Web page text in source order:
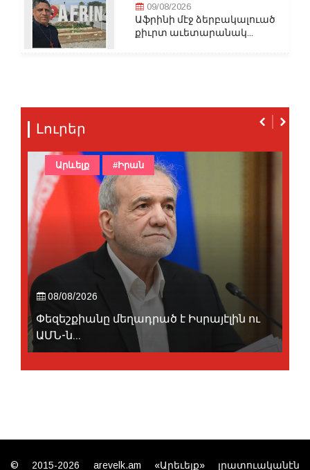
09/08/2026
Աֆրինի մէջ ձերբակալուած
քիւրտ աւետարանակ...
Լուրեր
08/08/2026
Փեզեշքիանը մեղադրած է Իսրայէլին ու
ԱՄՆ-ն...
Արևելք #Իրան
© 2015-2026 arevelk.am «Արեւելք» լրատուականէն